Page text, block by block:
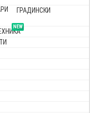
ГРАДИНСКИ
NEW